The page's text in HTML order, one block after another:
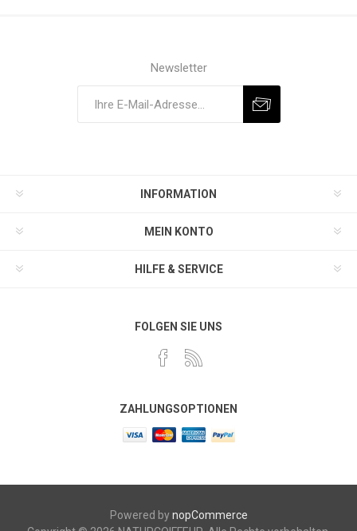
Newsletter
INFORMATION
MEIN KONTO
HILFE & SERVICE
FOLGEN SIE UNS
ZAHLUNGSOPTIONEN
Powered bynopCommerce